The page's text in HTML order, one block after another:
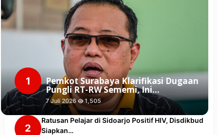
1 Pemkot Surabaya Klarifikasi Dugaan
Pungli RT-RW Sememi, Ini…
7 Juli 2026 1,505
2
Ratusan Pelajar di Sidoarjo Positif HIV, Disdikbud
Siapkan…